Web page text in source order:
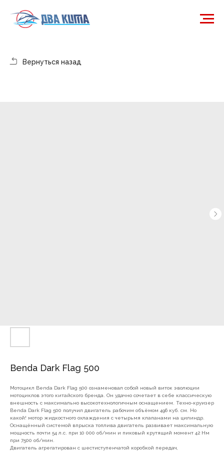
Benda Dark Flag 500
Мотоцикл Benda Dark Flag 500 ознаменовал собой новый виток эволюции
мотоциклов этого китайского бренда. Он удачно сочетает в себе классическую
внешность с максимально высокотехнологичным оснащением. Техно-круизер
Benda Dark Flag 500 получил двигатель рабочим объёмом 496 куб. см. Но
какой! мотор жидкостного охлаждения с четырьмя клапанами на цилиндр.
Оснащённый системой впрыска топлива двигатель развивает максимальную
мощность почти 54 л.с. при 10 000 об/мин и пиковый крутящий момент 42 Нм
при 7500 об/мин.
Двигатель агрегатирован с шестиступенчатой коробкой передач,